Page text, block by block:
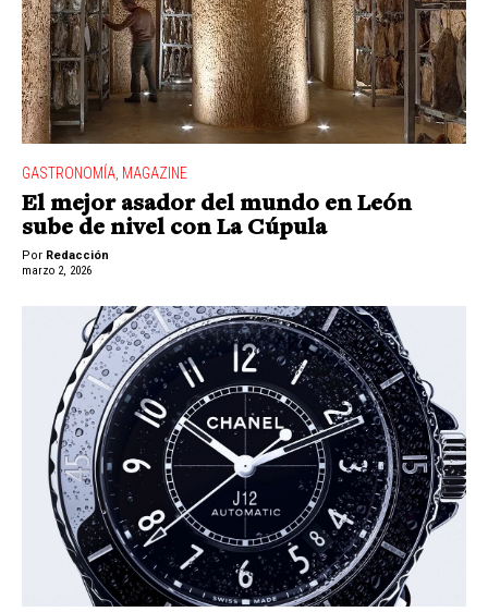
GASTRONOMÍA MAGAZINE
El mejor asador del mundo en León
sube de nivel con La Cúpula
Por Redacción
marzo 2, 2026